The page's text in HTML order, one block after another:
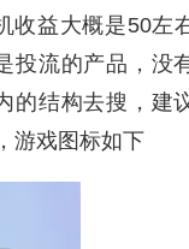
收益大概是50左
投流的产品，没
的结构去搜，建
游戏图标如下